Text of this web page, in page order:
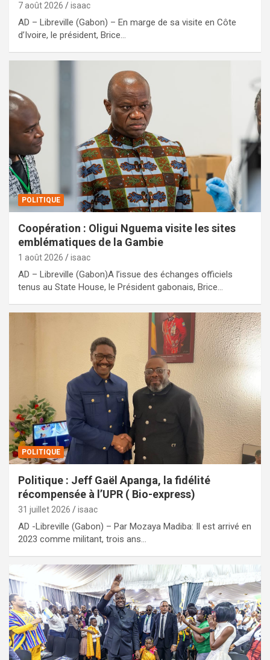
7 août 2026 isaac
AD – Libreville (Gabon) – En marge de sa visite en Côte
d’Ivoire, le président, Brice…
POLITIQUE
Coopération : Oligui Nguema visite les sites
emblématiques de la Gambie
1 août 2026 isaac
AD – Libreville (Gabon)A l’issue des échanges officiels
tenus au State House, le Président gabonais, Brice…
POLITIQUE
Politique : Jeff Gaël Apanga, la fidélité
récompensée à l’UPR ( Bio-express)
31 juillet 2026 isaac
AD -Libreville (Gabon) – Par Mozaya Madiba: Il est arrivé en
2023 comme militant, trois ans…